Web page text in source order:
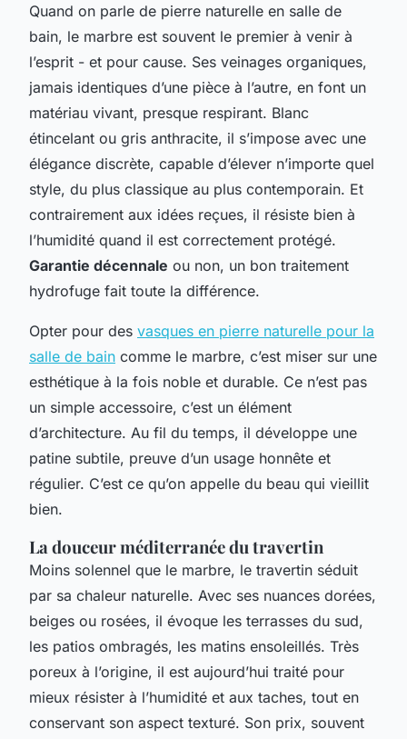
Quand on parle de pierre naturelle en salle de
bain, le marbre est souvent le premier à venir à
l’esprit - et pour cause. Ses veinages organiques,
jamais identiques d’une pièce à l’autre, en font un
matériau vivant, presque respirant. Blanc
étincelant ou gris anthracite, il s’impose avec une
élégance discrète, capable d’élever n’importe quel
style, du plus classique au plus contemporain. Et
contrairement aux idées reçues, il résiste bien à
l’humidité quand il est correctement protégé.
Garantie décennale ou non, un bon traitement
hydrofuge fait toute la différence.
Opter pour des vasques en pierre naturelle pour la
salle de bain comme le marbre, c’est miser sur une
esthétique à la fois noble et durable. Ce n’est pas
un simple accessoire, c’est un élément
d’architecture. Au fil du temps, il développe une
patine subtile, preuve d’un usage honnête et
régulier. C’est ce qu’on appelle du beau qui vieillit
bien.
La douceur méditerranée du travertin
Moins solennel que le marbre, le travertin séduit
par sa chaleur naturelle. Avec ses nuances dorées,
beiges ou rosées, il évoque les terrasses du sud,
les patios ombragés, les matins ensoleillés. Très
poreux à l’origine, il est aujourd’hui traité pour
mieux résister à l’humidité et aux taches, tout en
conservant son aspect texturé. Son prix, souvent